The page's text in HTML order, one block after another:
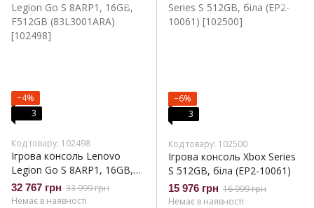
−4%
3
Код товару: 102498
Ігрова консоль Lenovo
Legion Go S 8ARP1, 16GB,
F512GB (83L3001ARA)
32 767 грн 33 999 грн
Немає в наявності
−6%
3
Код товару: 102500
Ігрова консоль Xbox Series
S 512GB, біла (EP2-10061)
15 976 грн 16 999 грн
Немає в наявності